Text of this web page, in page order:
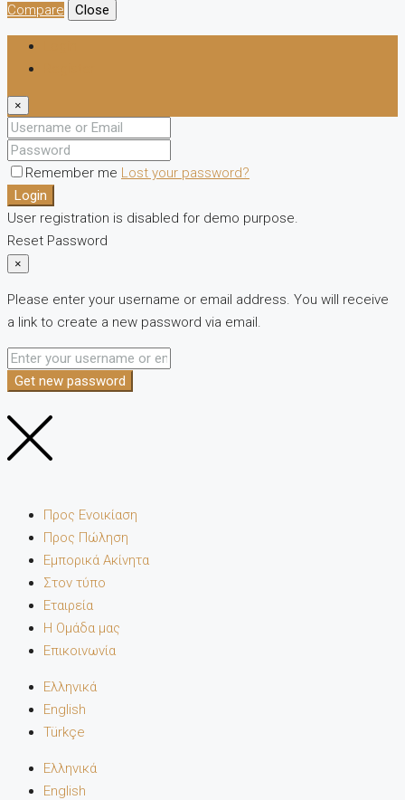
Compare Close
×
Remember me Lost your password?
Login
User registration is disabled for demo purpose.
Reset Password
×
Please enter your username or email address. You will receive
a link to create a new password via email.
Get new password
Προς Ενοικίαση
Προς Πώληση
Εμπορικά Ακίνητα
Στον τύπο
Εταιρεία
Η Ομάδα μας
Επικοινωνία
Ελληνικά
English
Türkçe
Ελληνικά
English